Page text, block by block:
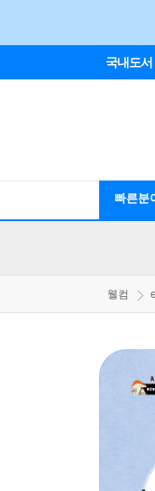
국내도서
빠른분
웰컴